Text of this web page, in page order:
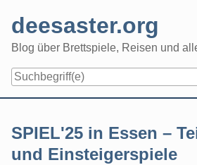
content
deesaster.org
Blog über Brettspiele, Reisen und
SPIEL'25 in Essen –
und Einsteigerspiele